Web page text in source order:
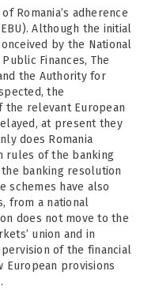
Romania’s adherence
Although the initial
by the National
Finances, The
the Authority for
the
the relevant European
at present they
does Romania
rules of the banking
banking resolution
schemes have also
from a national
does not move to the
union and in
of the financial
European provisions